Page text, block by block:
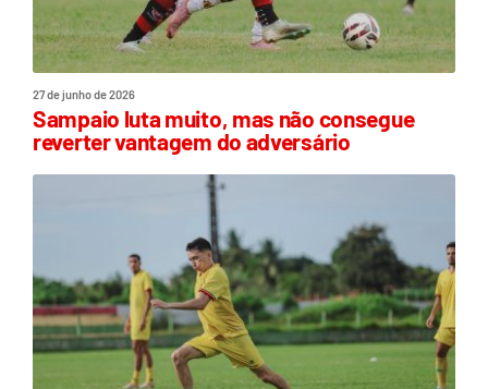
27 de junho de 2026
Sampaio luta muito, mas não consegue
reverter vantagem do adversário